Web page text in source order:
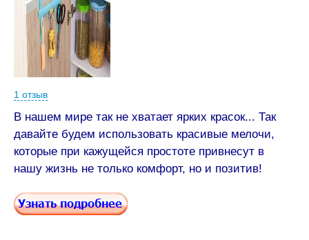
1 отзыв
В нашем мире так не хватает ярких красок... Так
давайте будем использовать красивые мелочи,
которые при кажущейся простоте привнесут в
нашу жизнь не только комфорт, но и позитив!